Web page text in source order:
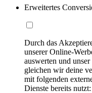
Erweitertes
Durch das
unserer Online-
auswerten und
gleichen wir deine
mit folgenden
Dienste bereits nutzt: